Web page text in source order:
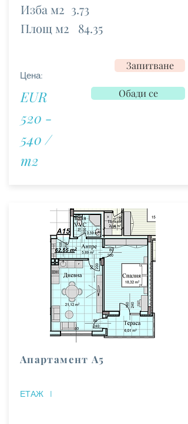
Изба м2
Площ м2
3.73
84.35
Цена:
EUR
520 -
540 /
m2
Запитване
Обади се
Апартамент А5
I
ЕТАЖ